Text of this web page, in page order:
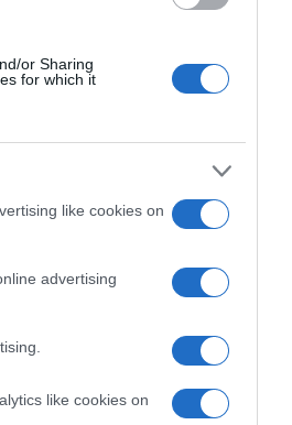
or Sharing
for which it
like cookies on
advertising
like cookies on
per
e
la
Imparare
ma